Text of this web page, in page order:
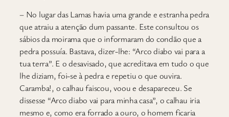
– No lugar das Lamas havia uma grande e estranha pedra
que atraiu a atenção dum passante. Este consultou os
sábios da moirama que o informaram do condão que a
pedra possuía. Bastava, dizer-lhe: “Arco diabo vai para a
tua terra”. E o desavisado, que acreditava em tudo o que
lhe diziam, foi-se à pedra e repetiu o que ouvira.
Caramba!, o calhau faiscou, voou e desapareceu. Se
dissesse “Arco diabo vai para minha casa”, o calhau iria
mesmo e, como era forrado a ouro, o homem ficaria